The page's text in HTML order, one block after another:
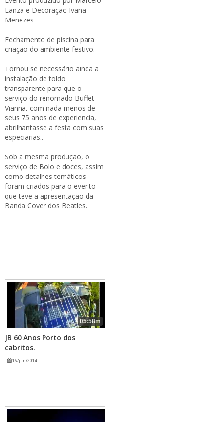
Lanza e Decoração Ivana
Menezes.
Fechamento de piscina para
criação do ambiente festivo.
Tornou se necessário ainda a
instalação de toldo
transparente para que o
serviço do renomado Buffet
Vianna, com nada menos de
seus 75 anos de experiencia,
abrilhantasse a festa com suas
especiarias..
Sob a mesma produção, o
serviço de Bolo e doces, assim
como detalhes temáticos
foram criados para o evento
que teve a apresentação da
Banda Cover dos Beatles.
05:58m
JB 60 Anos Porto dos
cabritos.
16/jun/2014